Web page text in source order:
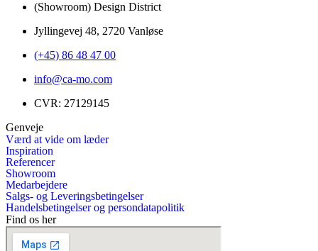
(Showroom) Design District
Jyllingevej 48, 2720 Vanløse
(+45) 86 48 47 00
info@ca-mo.com
CVR: 27129145
Genveje
Værd at vide om læder
Inspiration
Referencer
Showroom
Medarbejdere
Salgs- og Leveringsbetingelser
Handelsbetingelser og persondatapolitik
Find os her